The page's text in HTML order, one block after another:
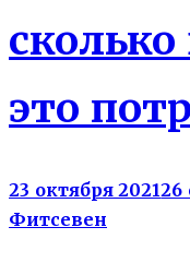
это
23 октября 202126
Фитсевен